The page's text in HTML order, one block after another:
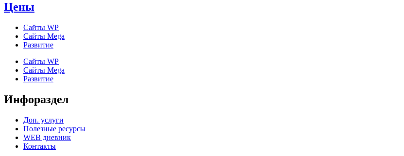
Цены
Сайты WP
Cайты Mega
Развитие
Сайты WP
Cайты Mega
Развитие
Инфораздел
Доп. услуги
Полезные ресурсы
WEB дневник
Контакты